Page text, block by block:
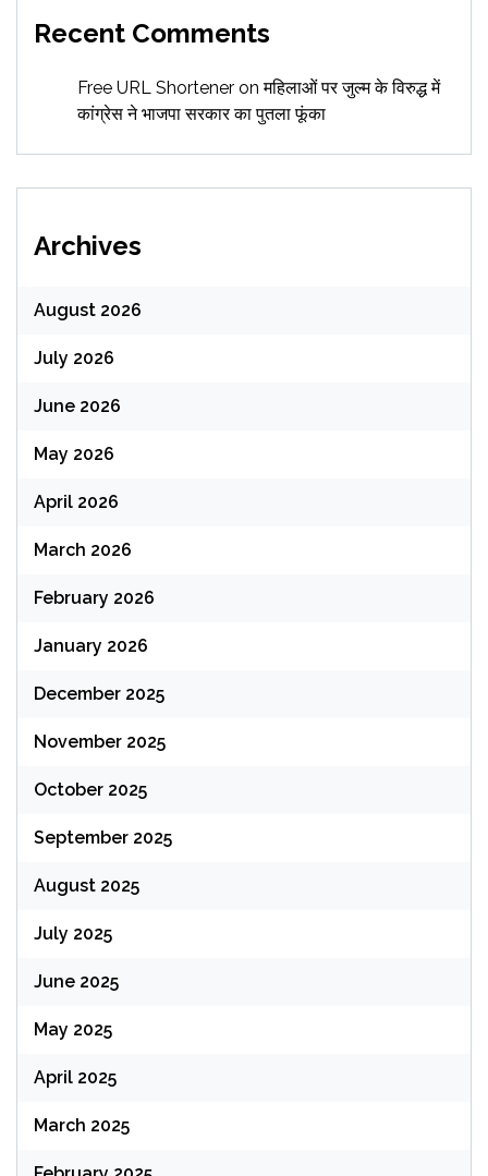
Recent Comments
Free URL Shortener onमहिलाओं पर जुल्म के विरुद्ध में
कांग्रेस ने भाजपा सरकार का पुतला फूंका
Archives
August 2026
July 2026
June 2026
May 2026
April 2026
March 2026
February 2026
January 2026
December 2025
November 2025
October 2025
September 2025
August 2025
July 2025
June 2025
May 2025
April 2025
March 2025